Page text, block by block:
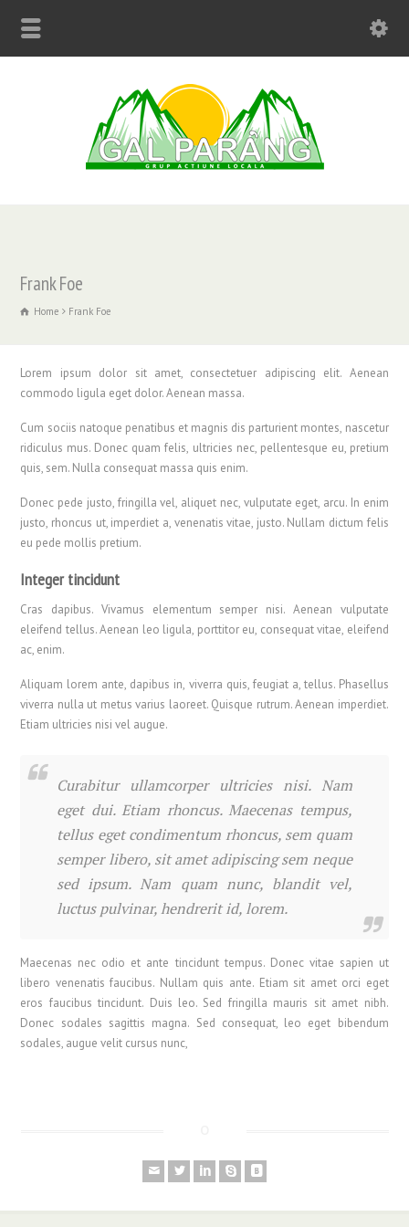
Frank Foe
Home Frank Foe
Lorem ipsum dolor sit amet, consectetuer adipiscing elit. Aenean
commodo ligula eget dolor. Aenean massa.
Cum sociis natoque penatibus et magnis dis parturient montes, nascetur
ridiculus mus. Donec quam felis, ultricies nec, pellentesque eu, pretium
quis, sem. Nulla consequat massa quis enim.
Donec pede justo, fringilla vel, aliquet nec, vulputate eget, arcu. In enim
justo, rhoncus ut, imperdiet a, venenatis vitae, justo. Nullam dictum felis
eu pede mollis pretium.
Integer tincidunt
Cras dapibus. Vivamus elementum semper nisi. Aenean vulputate
eleifend tellus. Aenean leo ligula, porttitor eu, consequat vitae, eleifend
ac, enim.
Aliquam lorem ante, dapibus in, viverra quis, feugiat a, tellus. Phasellus
viverra nulla ut metus varius laoreet. Quisque rutrum. Aenean imperdiet.
Etiam ultricies nisi vel augue.
Curabitur ullamcorper ultricies nisi. Nam
eget dui. Etiam rhoncus. Maecenas tempus,
tellus eget condimentum rhoncus, sem quam
semper libero, sit amet adipiscing sem neque
sed ipsum. Nam quam nunc, blandit vel,
luctus pulvinar, hendrerit id, lorem.
Maecenas nec odio et ante tincidunt tempus. Donec vitae sapien ut
libero venenatis faucibus. Nullam quis ante. Etiam sit amet orci eget
eros faucibus tincidunt. Duis leo. Sed fringilla mauris sit amet nibh.
Donec sodales sagittis magna. Sed consequat, leo eget bibendum
sodales, augue velit cursus nunc,